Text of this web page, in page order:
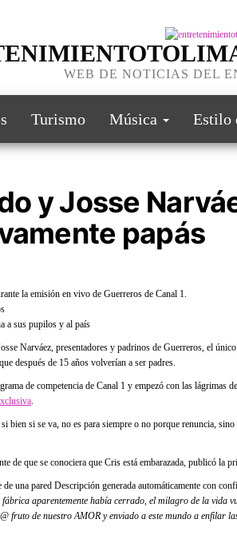
WEB DE NOTICIAS DEL
Turismo Música Estilo
y Josse
papás
la emisión en vivo de Guerreros de Canal 1.
a sus pupilos y al país
Narváez, presentadores y padrinos de Guerreros, el
después de 15 años volverían a ser padres.
de competencia de Canal 1 y empezó con las lágrimas
bien si se va, no es para siempre o no porque renuncia,
de que se conociera que Cris está embarazada, publicó la
aparentemente había cerrado, el milagro de la vida
fruto de nuestro AMOR y enviado a este mundo a enfilar